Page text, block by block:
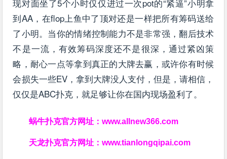
现对面坐了5个小时仅仅进过一次pot的“紧逼”小明拿
到AA，在flop上鱼中了顶对还是一样把所有筹码送给
了小明。当你的情绪控制能力不是非常强，翻后技术
不是一流，有效筹码深度还不是很深，通过紧凶策
略，耐心一点等拿到真正的大牌去赢，或许你有时候
会损失一些EV，拿到大牌没人支付，但是，请相信，
仅仅是ABC扑克，就足够让你在国内现场盈利了。
蜗牛扑克官方网址：www.allnew366.com
天龙扑克官方网址：www.tianlongqipai.com